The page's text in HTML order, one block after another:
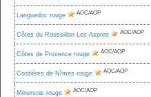
Languedoc rouge AOC/AOP
Côtes du Roussillon Les Aspres AOC/AOP
Côtes de Provence rouge AOC/AOP
Costières de Nîmes rouge AOC/AOP
Minervois rouge AOC/AOP